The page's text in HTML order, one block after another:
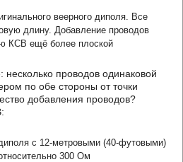
веерного диполя. Все
длину. Добавление проводов
КСВ ещё более плоской
несколько проводов одинаковой
по обе стороны от точки
добавления проводов?
с 12-метровыми (40-футовыми)
300 Ом